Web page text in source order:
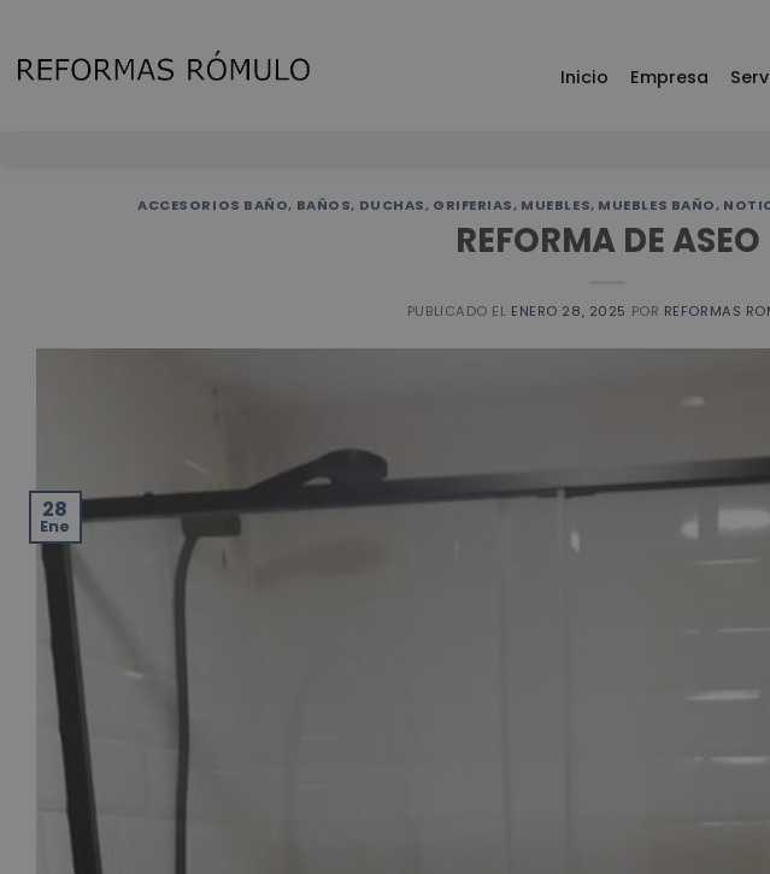
content
Inicio Empresa
ACCESORIOS BAÑO, BAÑOS, DUCHAS, GRIFERIAS, MUEBLES, MUEBLES BAÑO,
REFORMA DE ASEO
PUBLICADO EL ENERO 28, 2025 POR REFORMAS
28
Ene